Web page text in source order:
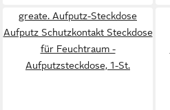
greate. Aufputz-Steckdose
Aufputz Schutzkontakt Steckdose
für Feuchtraum -
Aufputzsteckdose, 1-St.